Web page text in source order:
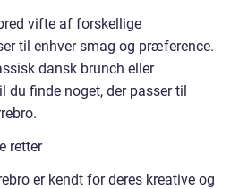
vifte af forskellige
til enhver smag og præference.
dansk brunch eller
du finde noget, der passer til
retter
er kendt for deres kreative og